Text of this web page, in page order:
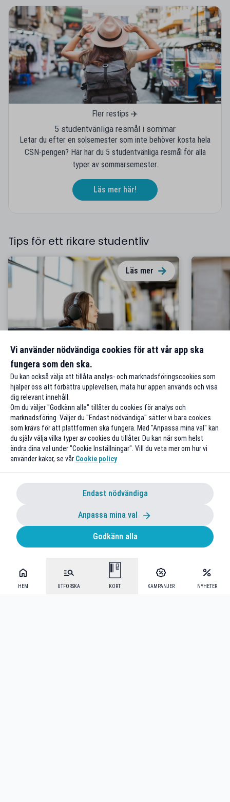
HEM UTFORSKA KORT KAMPANJER NYHETER
Fler restips ✈️
5 studentvänliga resmål i sommar
Letar du efter en solsemester som inte behöver kosta hela
CSN-pengen? Här har du 5 studentvänliga resmål för alla
typer av sommarsemester.
Läs mer här!
Tips för ett rikare studentliv
Från 1 juli: Månadskort till halva
studentpriset
Läs mer
Vi använder nödvändiga cookies för att vår app ska
fungera som den ska.
Du kan också välja att tillåta analys- och marknadsföringscookies som
hjälper oss att förbättra upplevelsen, mäta hur appen används och visa
dig relevant innehåll.
Om du väljer "Godkänn alla" tillåter du cookies för analys och
marknadsföring. Väljer du "Endast nödvändiga" sätter vi bara cookies
som krävs för att plattformen ska fungera. Med "Anpassa mina val" kan
du själv välja vilka typer av cookies du tillåter. Du kan när som helst
ändra dina val under "Cookie Inställningar". Vill du veta mer om hur vi
använder kakor, se vår Cookie policy
Endast nödvändiga
Anpassa mina val
Godkänn alla